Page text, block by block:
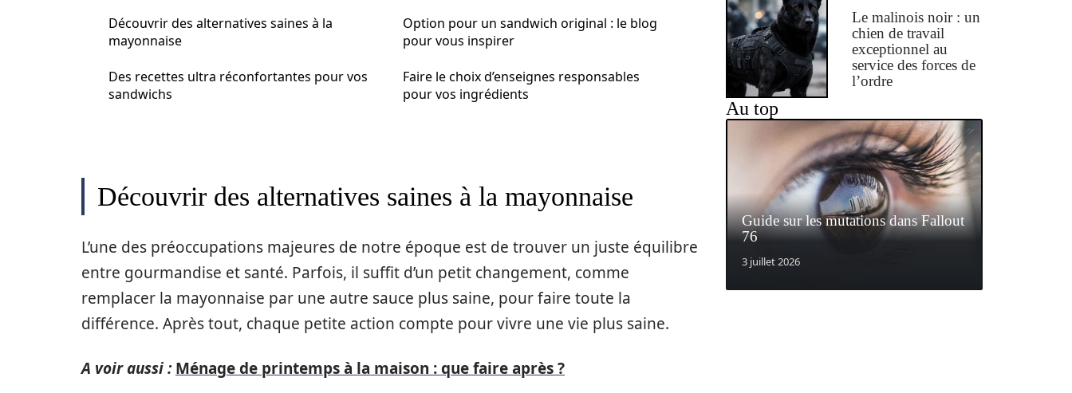
Découvrir des alternatives saines à la
mayonnaise
Des recettes ultra réconfortantes pour vos
sandwichs
Option pour un sandwich original : le blog
pour vous inspirer
Faire le choix d’enseignes responsables
pour vos ingrédients
Découvrir des alternatives saines à la mayonnaise
L’une des préoccupations majeures de notre époque est de trouver un juste équilibre
entre gourmandise et santé. Parfois, il suffit d’un petit changement, comme
remplacer la mayonnaise par une autre sauce plus saine, pour faire toute la
différence. Après tout, chaque petite action compte pour vivre une vie plus saine.
A voir aussi : Ménage de printemps à la maison : que faire après ?
Le malinois noir : un
chien de travail
exceptionnel au
service des forces de
l’ordre
Au top
Guide sur les mutations dans Fallout
76
3 juillet 2026